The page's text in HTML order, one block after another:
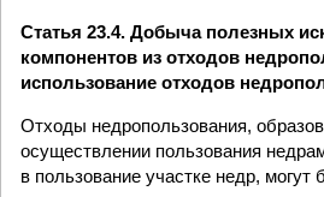
Статья 23.4. Добыча полезных
компонентов из отходов
использование отходов
Отходы недропользования,
осуществлении пользования
в пользование участке недр, могут